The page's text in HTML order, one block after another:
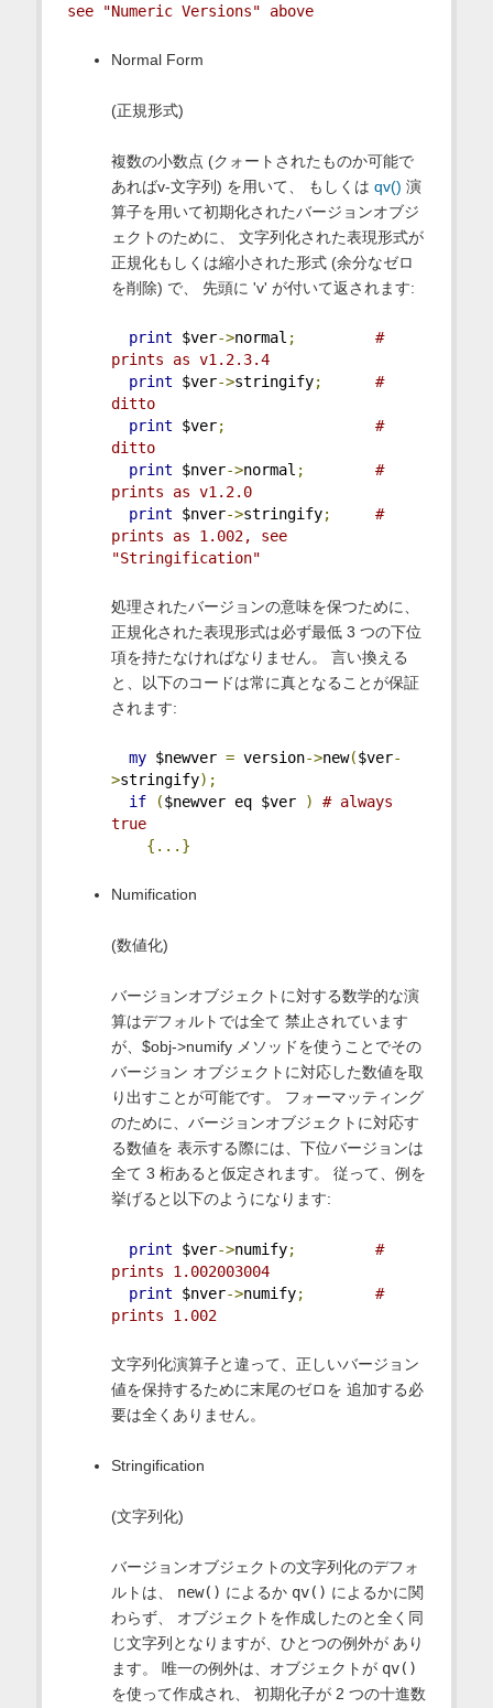
see "Numeric Versions" above
Normal Form
(正規形式)
複数の小数点 (クォートされたものか可能で
あればv-文字列) を用いて、 もしくは qv() 演
算子を用いて初期化されたバージョンオブジ
ェクトのために、 文字列化された表現形式が
正規化もしくは縮小された形式 (余分なゼロ
を削除) で、 先頭に 'v' が付いて返されます:
print $ver->normal ;
#
prints as v1.2.3.4
print $ver->stringify;
#
ditto
print $ver;
#
ditto
print $nver->normal ;
#
prints as v1.2.0
print $nver->stringify;
#
prints as 1.002, see
"Stringification"
処理されたバージョンの意味を保つために、
正規化された表現形式は必ず最低 3 つの下位
項を持たなければなりません。 言い換える
と、以下のコードは常に真となることが保証
されます:
my $newver = version->new($ver-
>stringify);
if
($newver eq $ver )
# always
true
{...}
Numification
(数値化)
バージョンオブジェクトに対する数学的な演
算はデフォルトでは全て 禁止されています
が、$obj->numify メソッドを使うことでその
バージョン オブジェクトに対応した数値を取
り出すことが可能です。 フォーマッティング
のために、バージョンオブジェクトに対応す
る数値を 表示する際には、下位バージョンは
全て 3 桁あると仮定されます。 従って、例を
挙げると以下のようになります:
print $ver->numify;
#
prints 1.002003004
print $nver->numify;
#
prints 1.002
文字列化演算子と違って、正しいバージョン
値を保持するために末尾のゼロを 追加する必
要は全くありません。
Stringification
(文字列化)
バージョンオブジェクトの文字列化のデフォ
ルトは、 new() によるか qv() によるかに関
わらず、 オブジェクトを作成したのと全く同
じ文字列となりますが、ひとつの例外が あり
ます。 唯一の例外は、オブジェクトが qv()
を使って作成され、 初期化子が 2 つの十進数